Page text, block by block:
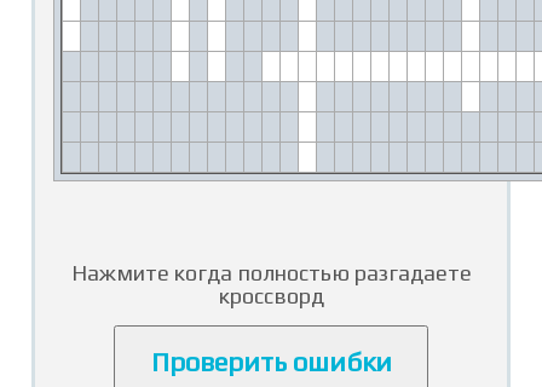
Нажмите когда полностью разгадаете
кроссворд
Проверить ошибки